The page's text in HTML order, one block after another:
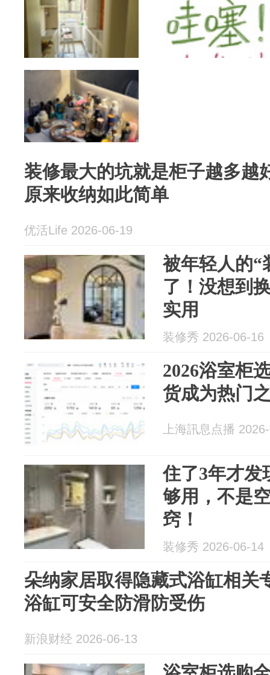
装修最大的坑就是柜子越多越
原来收纳如此简单
优活Life 2026-06-19
被年轻人的“
了！没想到
实用
装修秀 2026-06-16
2026浴室柜
货成为热门
上海訊息点播
住了3年才发
够用，不是
窍！
装修秀 2026-06-14
朵纳家居取得隐藏式浴缸相关
浴缸可安全防滑防受伤
新浪财经 2026-06-13